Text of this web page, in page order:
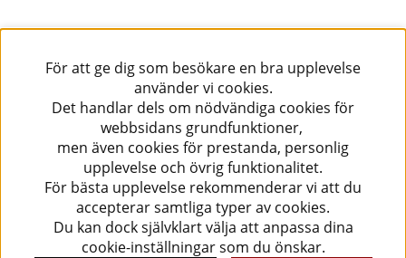
För att ge dig som besökare en bra upplevelse
använder vi cookies.
Det handlar dels om nödvändiga cookies för
webbsidans grundfunktioner,
men även cookies för prestanda, personlig
upplevelse och övrig funktionalitet.
För bästa upplevelse rekommenderar vi att du
accepterar samtliga typer av cookies.
Du kan dock självklart välja att anpassa dina
cookie-inställningar som du önskar.